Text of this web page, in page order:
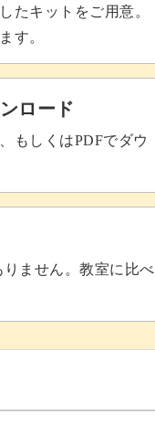
いね！
たキットをご用意。
す。
ロード
もしくはPDFでダウ
ません。教室に比べ